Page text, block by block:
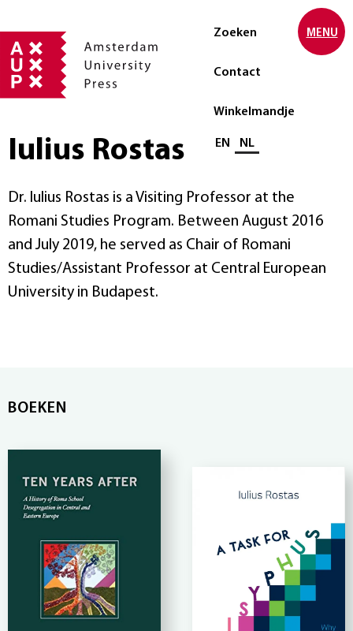
Zoeken
Contact
Winkelmandje
Selecteer taal
EN NL
MENU
Iulius Rostas
Dr. Iulius Rostas is a Visiting Professor at the
Romani Studies Program. Between August 2016
and July 2019, he served as Chair of Romani
Studies/Assistant Professor at Central European
University in Budapest.
BOEKEN